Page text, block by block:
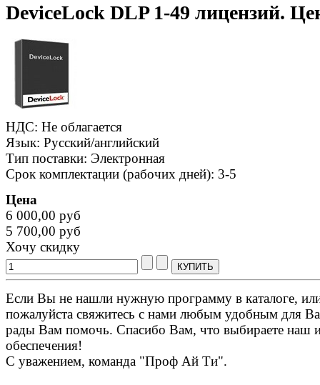
DeviceLock DLP 1-49 лицензий.
НДС: Не облагается
Язык: Русский/английский
Тип поставки: Электронная
Срок комплектации (рабочих дней): 3-5
Цена
6 000,00 руб
5 700,00 руб
Хочу скидку
Если Вы не нашли нужную программу в каталоге,
пожалуйста свяжитесь с нами любым удобным для
рады Вам помочь. Спасибо Вам, что выбираете наш
обеспечения!
С уважением, команда "Проф Ай Ти".